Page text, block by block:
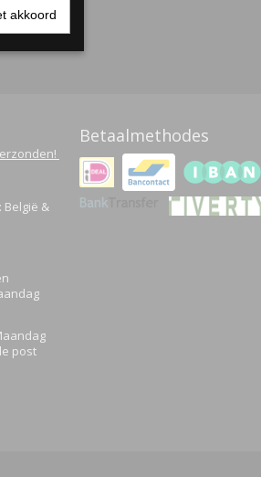
&
post
Betaalmethodes
Ok
akkoord